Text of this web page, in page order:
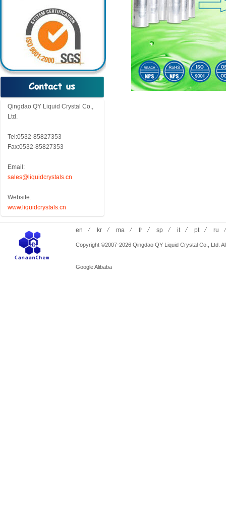
Qingdao QY Liquid Crystal Co.,
Ltd.
Tel:0532-85827353
Fax:0532-85827353
Email:
sales@liquidcrystals.cn
Website:
www.liquidcrystals.cn
en kr ma fr sp it pt ru
Copyright ©2007-2026 Qingdao QY Liquid Crystal Co., Ltd.
GoogleAlibaba